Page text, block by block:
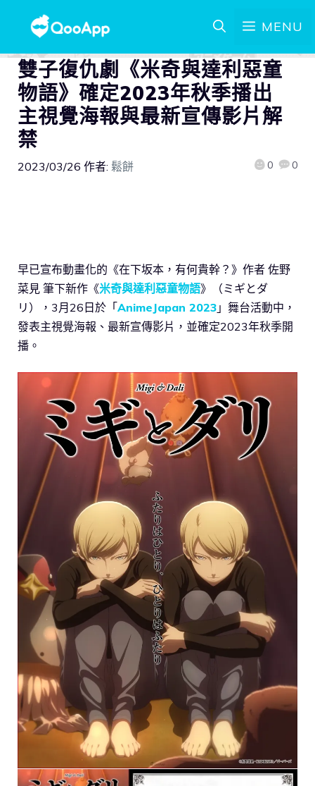
MENU
雙子復仇劇《米奇與達利惡童
物語》確定2023年秋季播出
主視覺海報與最新宣傳影片解
禁
2023/03/26 作者: 鬆餅 0 0
早已宣布動畫化的《在下坂本，有何貴幹？》作者 佐野
菜見 筆下新作《米奇與達利惡童物語》（ミギとダ
リ），3月26日於「AnimeJapan 2023 」舞台活動中，
發表主視覺海報、最新宣傳影片，並確定2023年秋季開
播。